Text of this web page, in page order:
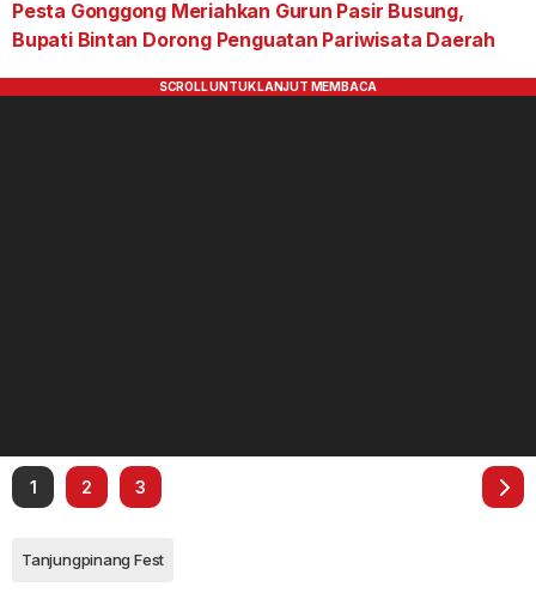
Pesta Gonggong Meriahkan Gurun Pasir Busung,
Bupati Bintan Dorong Penguatan Pariwisata Daerah
1 2 3
Tanjungpinang Fest